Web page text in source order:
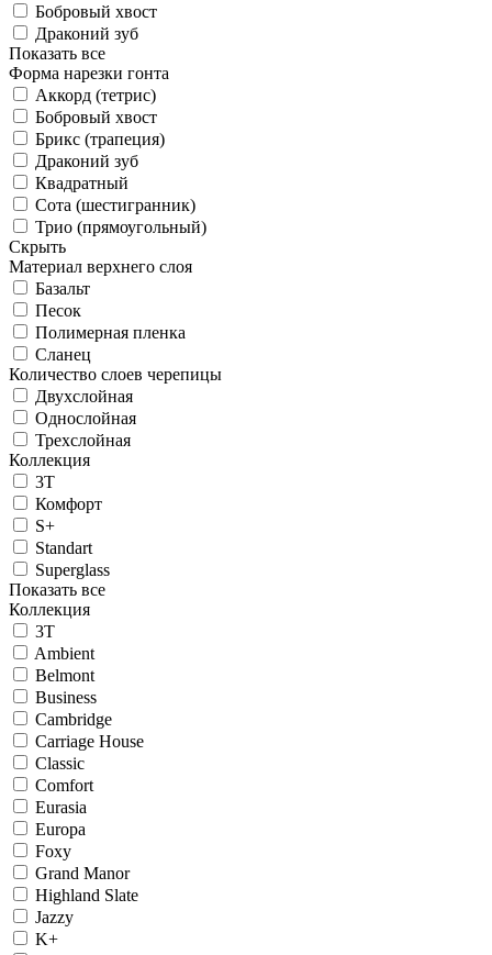
Бобровый хвост
Драконий зуб
Показать все
Форма нарезки гонта
Аккорд (тетрис)
Бобровый хвост
Брикс (трапеция)
Драконий зуб
Квадратный
Сота (шестигранник)
Трио (прямоугольный)
Скрыть
Материал верхнего слоя
Базальт
Песок
Полимерная пленка
Сланец
Количество слоев черепицы
Двухслойная
Однослойная
Трехслойная
Коллекция
3T
Комфорт
S+
Standart
Superglass
Показать все
Коллекция
3T
Ambient
Belmont
Business
Cambridge
Carriage House
Classic
Comfort
Eurasia
Europa
Foxy
Grand Manor
Highland Slate
Jazzy
K+